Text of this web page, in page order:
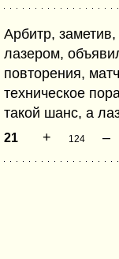
Арбитр,
лазером,
повторения,
техническое
такой шанс, а
21 + 124 –